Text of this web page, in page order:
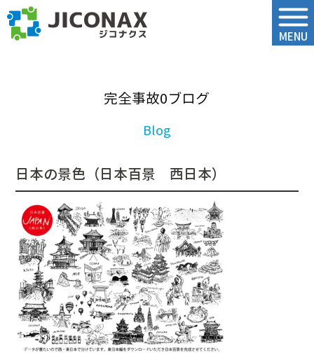
MENU
完全事故0ブログ
日本の景色（日本百景 西日本）